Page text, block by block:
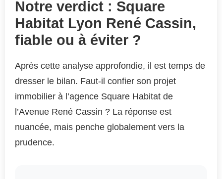
Notre verdict : Square
Habitat Lyon René Cassin,
fiable ou à éviter ?
Après cette analyse approfondie, il est temps de
dresser le bilan. Faut-il confier son projet
immobilier à l’agence Square Habitat de
l’Avenue René Cassin ? La réponse est
nuancée, mais penche globalement vers la
prudence.